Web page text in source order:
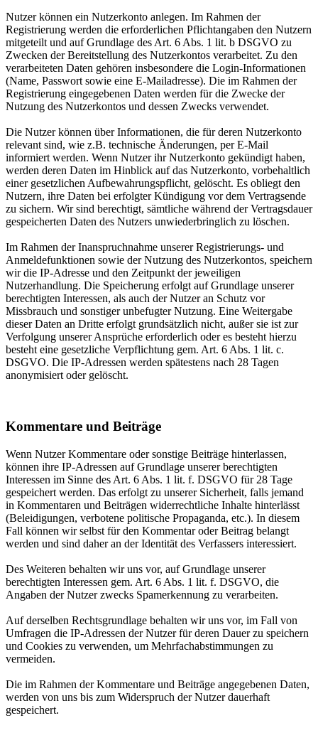
Nutzer können ein Nutzerkonto anlegen. Im Rahmen der
Registrierung werden die erforderlichen Pflichtangaben den Nutzern
mitgeteilt und auf Grundlage des Art. 6 Abs. 1 lit. b DSGVO zu
Zwecken der Bereitstellung des Nutzerkontos verarbeitet. Zu den
verarbeiteten Daten gehören insbesondere die Login-Informationen
(Name, Passwort sowie eine E-Mailadresse). Die im Rahmen der
Registrierung eingegebenen Daten werden für die Zwecke der
Nutzung des Nutzerkontos und dessen Zwecks verwendet.
Die Nutzer können über Informationen, die für deren Nutzerkonto
relevant sind, wie z.B. technische Änderungen, per E-Mail
informiert werden. Wenn Nutzer ihr Nutzerkonto gekündigt haben,
werden deren Daten im Hinblick auf das Nutzerkonto, vorbehaltlich
einer gesetzlichen Aufbewahrungspflicht, gelöscht. Es obliegt den
Nutzern, ihre Daten bei erfolgter Kündigung vor dem Vertragsende
zu sichern. Wir sind berechtigt, sämtliche während der Vertragsdauer
gespeicherten Daten des Nutzers unwiederbringlich zu löschen.
Im Rahmen der Inanspruchnahme unserer Registrierungs- und
Anmeldefunktionen sowie der Nutzung des Nutzerkontos, speichern
wir die IP-Adresse und den Zeitpunkt der jeweiligen
Nutzerhandlung. Die Speicherung erfolgt auf Grundlage unserer
berechtigten Interessen, als auch der Nutzer an Schutz vor
Missbrauch und sonstiger unbefugter Nutzung. Eine Weitergabe
dieser Daten an Dritte erfolgt grundsätzlich nicht, außer sie ist zur
Verfolgung unserer Ansprüche erforderlich oder es besteht hierzu
besteht eine gesetzliche Verpflichtung gem. Art. 6 Abs. 1 lit. c.
DSGVO. Die IP-Adressen werden spätestens nach 28 Tagen
anonymisiert oder gelöscht.
Kommentare und Beiträge
Wenn Nutzer Kommentare oder sonstige Beiträge hinterlassen,
können ihre IP-Adressen auf Grundlage unserer berechtigten
Interessen im Sinne des Art. 6 Abs. 1 lit. f. DSGVO für 28 Tage
gespeichert werden. Das erfolgt zu unserer Sicherheit, falls jemand
in Kommentaren und Beiträgen widerrechtliche Inhalte hinterlässt
(Beleidigungen, verbotene politische Propaganda, etc.). In diesem
Fall können wir selbst für den Kommentar oder Beitrag belangt
werden und sind daher an der Identität des Verfassers interessiert.
Des Weiteren behalten wir uns vor, auf Grundlage unserer
berechtigten Interessen gem. Art. 6 Abs. 1 lit. f. DSGVO, die
Angaben der Nutzer zwecks Spamerkennung zu verarbeiten.
Auf derselben Rechtsgrundlage behalten wir uns vor, im Fall von
Umfragen die IP-Adressen der Nutzer für deren Dauer zu speichern
und Cookies zu verwenden, um Mehrfachabstimmungen zu
vermeiden.
Die im Rahmen der Kommentare und Beiträge angegebenen Daten,
werden von uns bis zum Widerspruch der Nutzer dauerhaft
gespeichert.